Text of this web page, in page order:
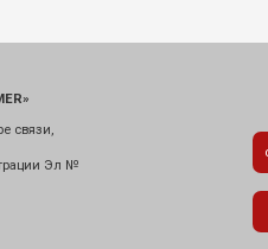
связи,
Эл №